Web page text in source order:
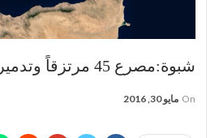
شبوة:مصرع 45 مرتزقاً وتدمير 7 آليات تابعة لهم
On مايو 30, 2016